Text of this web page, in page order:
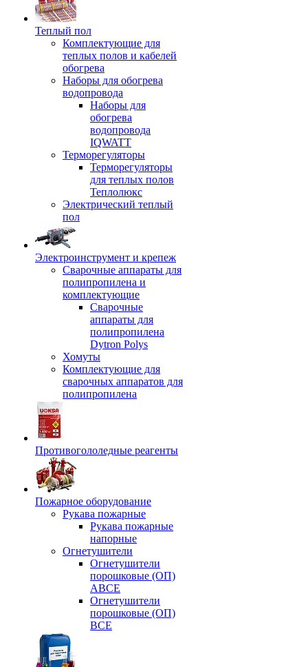
Теплый пол
Комплектующие для
теплых полов и кабелей
обогрева
Наборы для обогрева
водопровода
Наборы для
обогрева
водопровода
IQWATT
Терморегуляторы
Терморегуляторы
для теплых полов
Теплолюкс
Электрический теплый
пол
Электроинструмент и крепеж
Сварочные аппараты для
полипропилена и
комплектующие
Сварочные
аппараты для
полипропилена
Dytron Polys
Хомуты
Комплектующие для
сварочных аппаратов для
полипропилена
Противогололедные реагенты
Пожарное оборудование
Рукава пожарные
Рукава пожарные
напорные
Огнетушители
Огнетушители
порошковые (ОП)
АВСЕ
Огнетушители
порошковые (ОП)
ВСЕ